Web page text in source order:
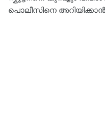
പൊലീസിനെ അറിയിക്കാൻ